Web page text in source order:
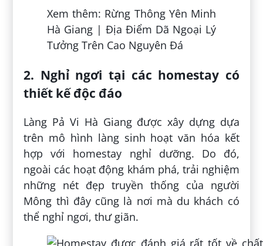
du khách (nguồn: facebook.com)
Các khu vực nghỉ dưỡng đều mang đậm
kiến trúc truyền thống của đồng bào dân
tộc Mông, đơn giản nhưng cuốn hút. Với
những ngôi nhà tường trình cổ xưa, được
thiết kế ba gian hai chái, mái lợp ngói âm
kiên cố.
Với khuôn viên vô cùng rộng rãi, được xây
dựng trên khoảng đất trống với diện tích
lên đến gần 300 m2. Do đó, du khách có
thể tha hồ trải nghiệm tất tần tật các dịch
vụ từ nghỉ ngơi, ăn uống, cafe đến spa thư
giãn chỉ trong một quần thể.